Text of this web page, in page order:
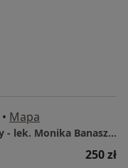
• Mapa
Prywatny Gabinet Ginekologiczny - lek. Monika Banaszek
250 zł